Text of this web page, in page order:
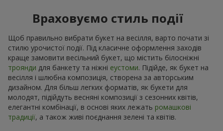
Враховуємо стиль події
Щоб правильно вибрати букет на весілля, варто почати зі
стилю урочистої події. Під класичне оформлення заходів
краще замовити весільний букет, що містить білосніжні
троянди для банкету та ніжні еустоми. Підійде, як букет на
весілля і шлюбна композиція, створена за авторським
дизайном. Для більш легких форматів, як букети для
молодят, підійдуть весняні композиції з сезонних квітів,
елегантні комбінації, в основі яких лежать ромашкові
традиції, а також живі поєднання зелені та квітів.